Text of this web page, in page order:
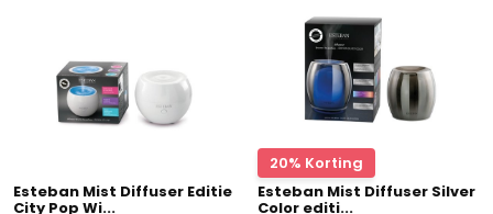
Esteban Mist Diffuser Editie
City Pop Wi...
20% Korting
Esteban Mist Diffuser Silver
Color editi...